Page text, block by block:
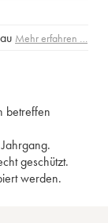
Mehr erfahren …
betreffen
geschützt.
werden.